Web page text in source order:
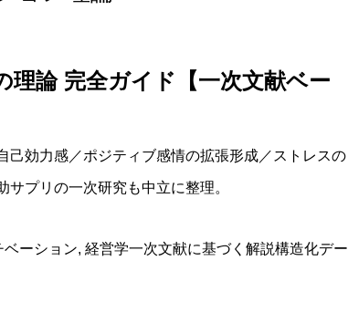
論 完全ガイド【一次文献ベー
己効力感／ポジティブ感情の拡張形成／ストレスの
プリの一次研究も中立に整理。
ーション, 経営学一次文献に基づく解説構造化デー